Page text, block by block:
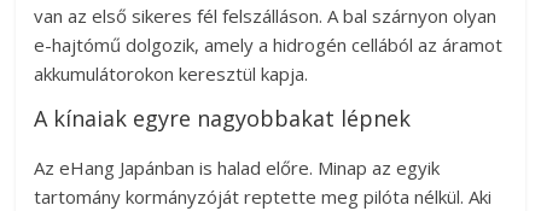
van az első sikeres fél felszálláson. A bal szárnyon olyan
e-hajtómű dolgozik, amely a hidrogén cellából az áramot
akkumulátorokon keresztül kapja.
A kínaiak egyre nagyobbakat lépnek
Az eHang Japánban is halad előre. Minap az egyik
tartomány kormányzóját reptette meg pilóta nélkül. Aki